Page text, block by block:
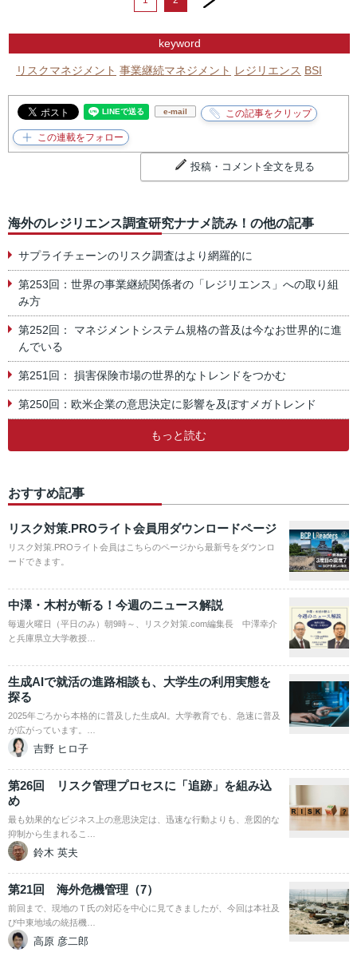
keyword
リスクマネジメント 事業継続マネジメント レジリエンス BSI
e-mail
投稿・コメント全文を見る
海外のレジリエンス調査研究ナナメ読み！の他の記事
サプライチェーンのリスク調査はより網羅的に
第253回：世界の事業継続関係者の「レジリエンス」への取り組
み方
第252回： マネジメントシステム規格の普及は今なお世界的に進
んでいる
第251回： 損害保険市場の世界的なトレンドをつかむ
第250回：欧米企業の意思決定に影響を及ぼすメガトレンド
もっと読む
おすすめ記事
リスク対策.PROライト会員用ダウンロードページ
リスク対策.PROライト会員はこちらのページから最新号をダウンロ
ードできます。
中澤・木村が斬る！今週のニュース解説
毎週火曜日（平日のみ）朝9時～、リスク対策.com編集長 中澤幸介
と兵庫県立大学教授…
生成AIで就活の進路相談も、大学生の利用実態を
探る
2025年ごろから本格的に普及した生成AI。大学教育でも、急速に普及
が広がっています。…
吉野 ヒロ子
第26回 リスク管理プロセスに「追跡」を組み込
め
最も効果的なビジネス上の意思決定は、迅速な行動よりも、意図的な
抑制から生まれるこ…
鈴木 英夫
第21回 海外危機管理（7）
前回まで、現地のＴ氏の対応を中心に見てきましたが、今回は本社及
び中東地域の統括機…
高原 彦二郎